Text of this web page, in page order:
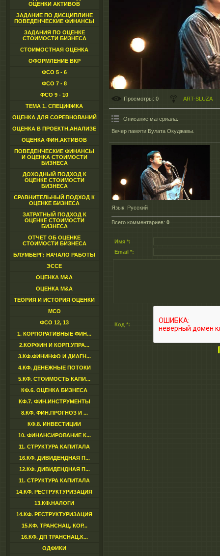
ОЦЕНКИ АКТИВОВ
ЗАДАНИЕ ПО ДИСЦИПЛИНЕ
ПОВЕДЕНЧЕСКИЕ ФИНАНСЫ
ЗАДАНИЯ ПО ОЦЕНКЕ
СТОИМОСТИ БИЗНЕСА
СТОИМОСТНАЯ ОЦЕНКА
ОФОРМЛЕНИЕ ВКР
ФСО 5 - 6
ФСО 7 - 8
ФСО 9 - 10
ТЕМА 1. СПЕЦИФИКА
ОЦЕНКА ДЛЯ СОРЕВНОВАНИЙ
ОЦЕНКА В ПРОЕКТН.АНАЛИЗЕ
ОЦЕНКА ФИН.АКТИВОВ
ПОВЕДЕНЧЕСКИЕ ФИНАНСЫ
И ОЦЕНКА СТОИМОСТИ
БИЗНЕСА
ДОХОДНЫЙ ПОДХОД К
ОЦЕНКЕ СТОИМОСТИ
БИЗНЕСА
СРАВНИТЕЛЬНЫЙ ПОДХОД К
ОЦЕНКЕ БИЗНЕСА
ЗАТРАТНЫЙ ПОДХОД К
ОЦЕНКЕ СТОИМОСТИ
БИЗНЕСА
ОТЧЕТ ОБ ОЦЕНКЕ
СТОИМОСТИ БИЗНЕСА
БЛУМБЕРГ: НАЧАЛО РАБОТЫ
ЭССЕ
ОЦЕНКА M&A
ОЦЕНКА M&A
ТЕОРИЯ И ИСТОРИЯ ОЦЕНКИ
МСО
ФСО 12, 13
1. КОРПОРАТИВНЫЕ ФИН...
2.КОРФИН И КОРП.УПРА...
3.КФ.ФИНИНФО И ДИАГН...
4.КФ. ДЕНЕЖНЫЕ ПОТОКИ
5.КФ. СТОИМОСТЬ КАПИ...
КФ.6. ОЦЕНКА БИЗНЕСА
КФ.7. ФИН.ИНСТРУМЕНТЫ
8.КФ. ФИН.ПРОГНОЗ И ...
КФ.8. ИНВЕСТИЦИИ
10. ФИНАНСИРОВАНИЕ К...
11. СТРУКТУРА КАПИТАЛА
16.КФ. ДИВИДЕНДНАЯ П...
12.КФ. ДИВИДЕНДНАЯ П...
11. СТРУКТУРА КАПИТАЛА
14.КФ. РЕСТРУКТУРИЗАЦИЯ
13.КФ.НАЛОГИ
14.КФ. РЕСТРУКТУРИЗАЦИЯ
15.КФ. ТРАНСНАЦ. КОР...
16.КФ. ДП ТРАНСНАЦ.К...
ОДФИКИ
Просмотры: 0 ART-SLUZA
Описание материала:
Вечер памяти Булата Окуджавы.
Язык: Русский
Всего комментариев: 0
Имя *:
Email *:
Код *: